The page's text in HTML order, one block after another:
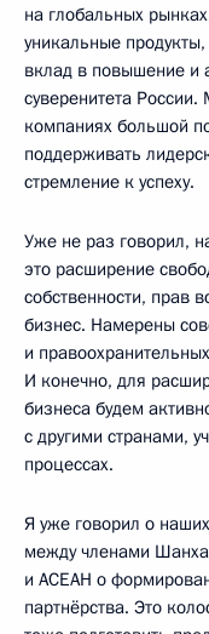
на глобальных
уникальные
вклад в повышение и
суверенитета
компаниях большой
поддерживать
стремление к успеху.
Уже не раз говорил,
это расширение
собственности, прав
бизнес. Намерены
и
И конечно, для
бизнеса будем
с другими странами,
процессах.
Я уже говорил о
между членами
и АСЕАН о
партнёрства. Это